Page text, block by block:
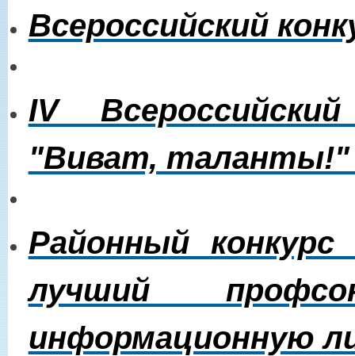
Всероссийский
IV
"Виват,
Районный
лучший
информационную